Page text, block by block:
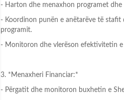
- Harton dhe menaxhon programet
- Koordinon punën e anëtarëve të stafit
programit.
- Monitoron dhe vlerëson efektivitetin
3. *Menaxheri Financiar:*
- Përgatit dhe monitoron buxhetin e